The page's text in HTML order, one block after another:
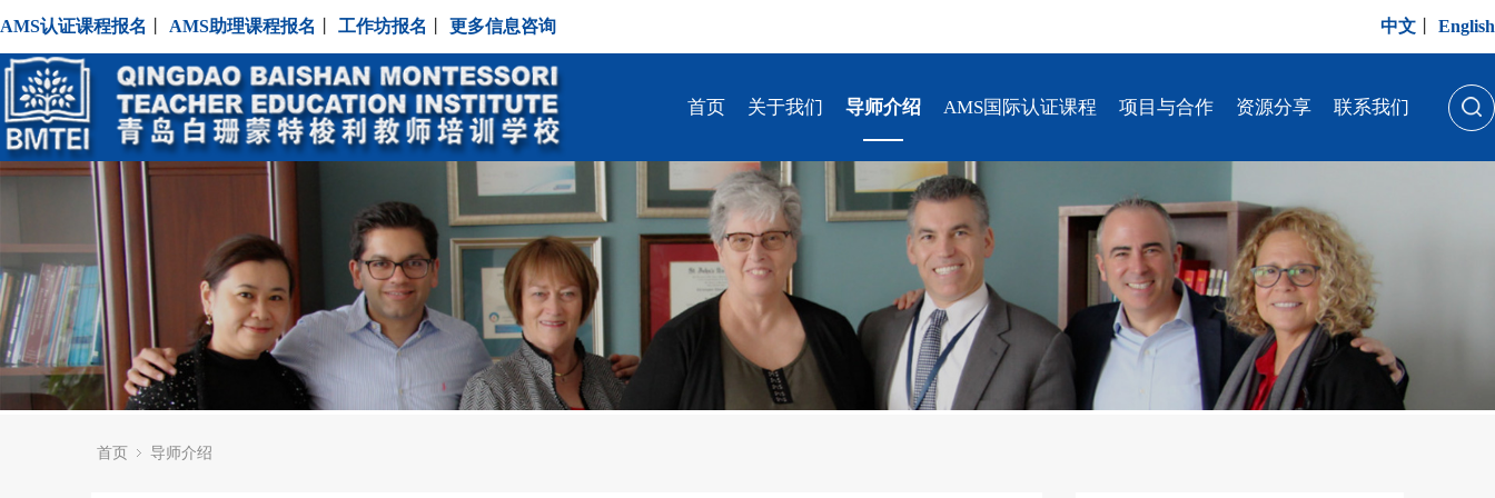
AMS认证课程报名 AMS助理课程报名 工作坊报名 更多信息咨询 中文 English
首页 关于我们 导师介绍 AMS国际认证课程 项目与合作 资源分享 联系我们
首页 导师介绍